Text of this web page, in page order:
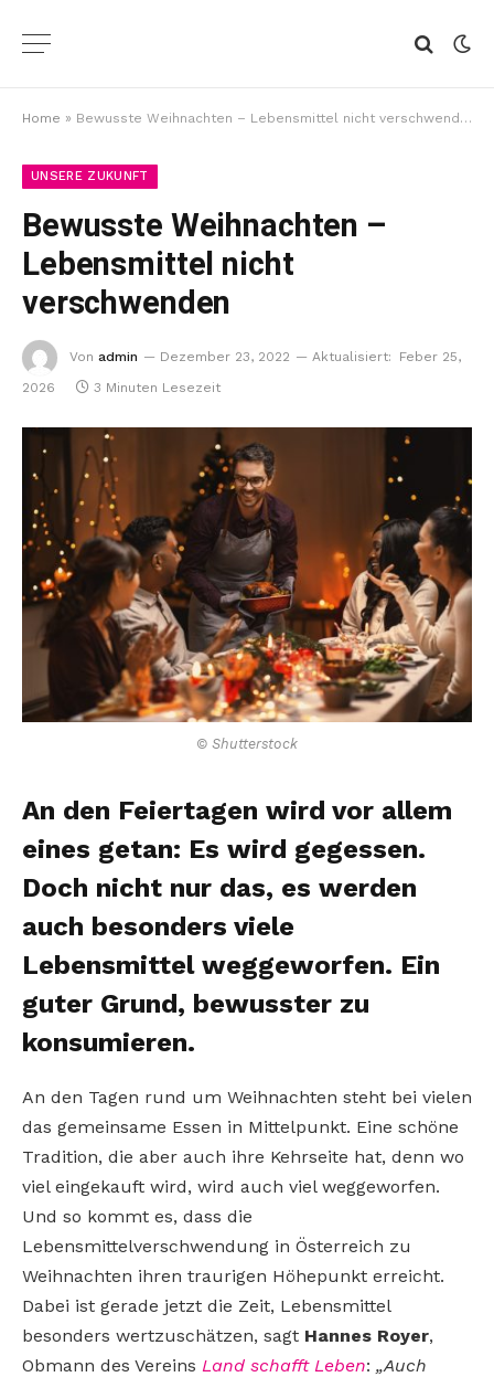
Home » Bewusste Weihnachten – Lebensmittel nicht verschwenden
UNSERE ZUKUNFT
Bewusste Weihnachten –
Lebensmittel nicht
verschwenden
Von admin Dezember 23, 2022 Aktualisiert:
Feber 25,
2026
3 Minuten Lesezeit
© Shutterstock
An den Feiertagen wird vor allem
eines getan: Es wird gegessen.
Doch nicht nur das, es werden
auch besonders viele
Lebensmittel weggeworfen. Ein
guter Grund, bewusster zu
konsumieren.
An den Tagen rund um Weihnachten steht bei vielen
das gemeinsame Essen in Mittelpunkt. Eine schöne
Tradition, die aber auch ihre Kehrseite hat, denn wo
viel eingekauft wird, wird auch viel weggeworfen.
Und so kommt es, dass die
Lebensmittelverschwendung in Österreich zu
Weihnachten ihren traurigen Höhepunkt erreicht.
Dabei ist gerade jetzt die Zeit, Lebensmittel
besonders wertzuschätzen, sagt Hannes Royer,
Obmann des Vereins Land schafft Leben: „Auch